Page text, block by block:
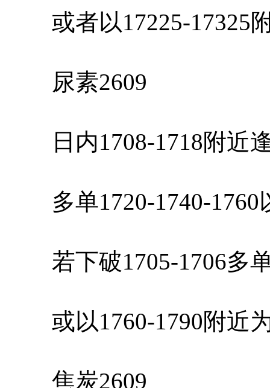
或者以17225-17325
尿素2609
日内1708-1718附近
多单1720-1740-1760
若下破1705-1706多
或以1760-1790附近
焦炭2609